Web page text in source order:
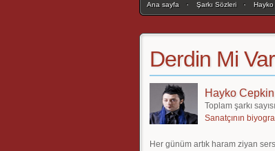
Ana sayfa Şarkı Sözleri
Derdin Mi Var
Hayko Cepkin
Toplam şarkı
Sanatçının
Her günüm artık haram ziyan